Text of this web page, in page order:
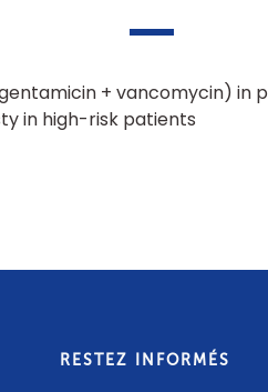
+ vancomycin) in
in high-risk patients
RESTEZ INFORMÉS